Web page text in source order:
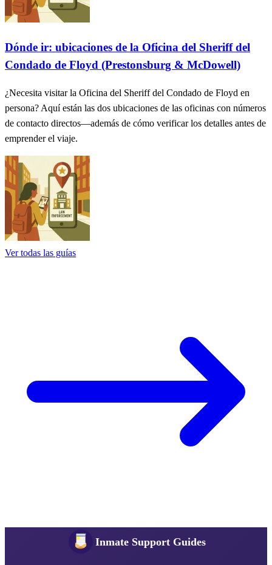
Dónde ir: ubicaciones de la Oficina del Sheriff del
Condado de Floyd (Prestonsburg & McDowell)
¿Necesita visitar la Oficina del Sheriff del Condado de Floyd en
persona? Aquí están las dos ubicaciones de las oficinas con números
de contacto directos—además de cómo verificar los detalles antes de
emprender el viaje.
Ver todas las guías
Inmate Support Guides